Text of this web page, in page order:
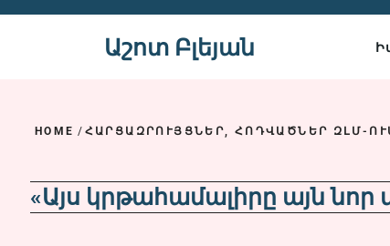
Աշոտ Բլեյան
HOME / ՀԱՐՑԱԶՐՈՒՅՑՆԵՐ, ՀՈԴՎԱԾՆԵՐ ԶԼՄ-
«Այս կրթահամալիրը այն